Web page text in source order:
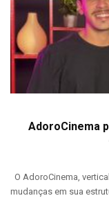
AdoroCinema
O AdoroCinema,
mudanças em sua